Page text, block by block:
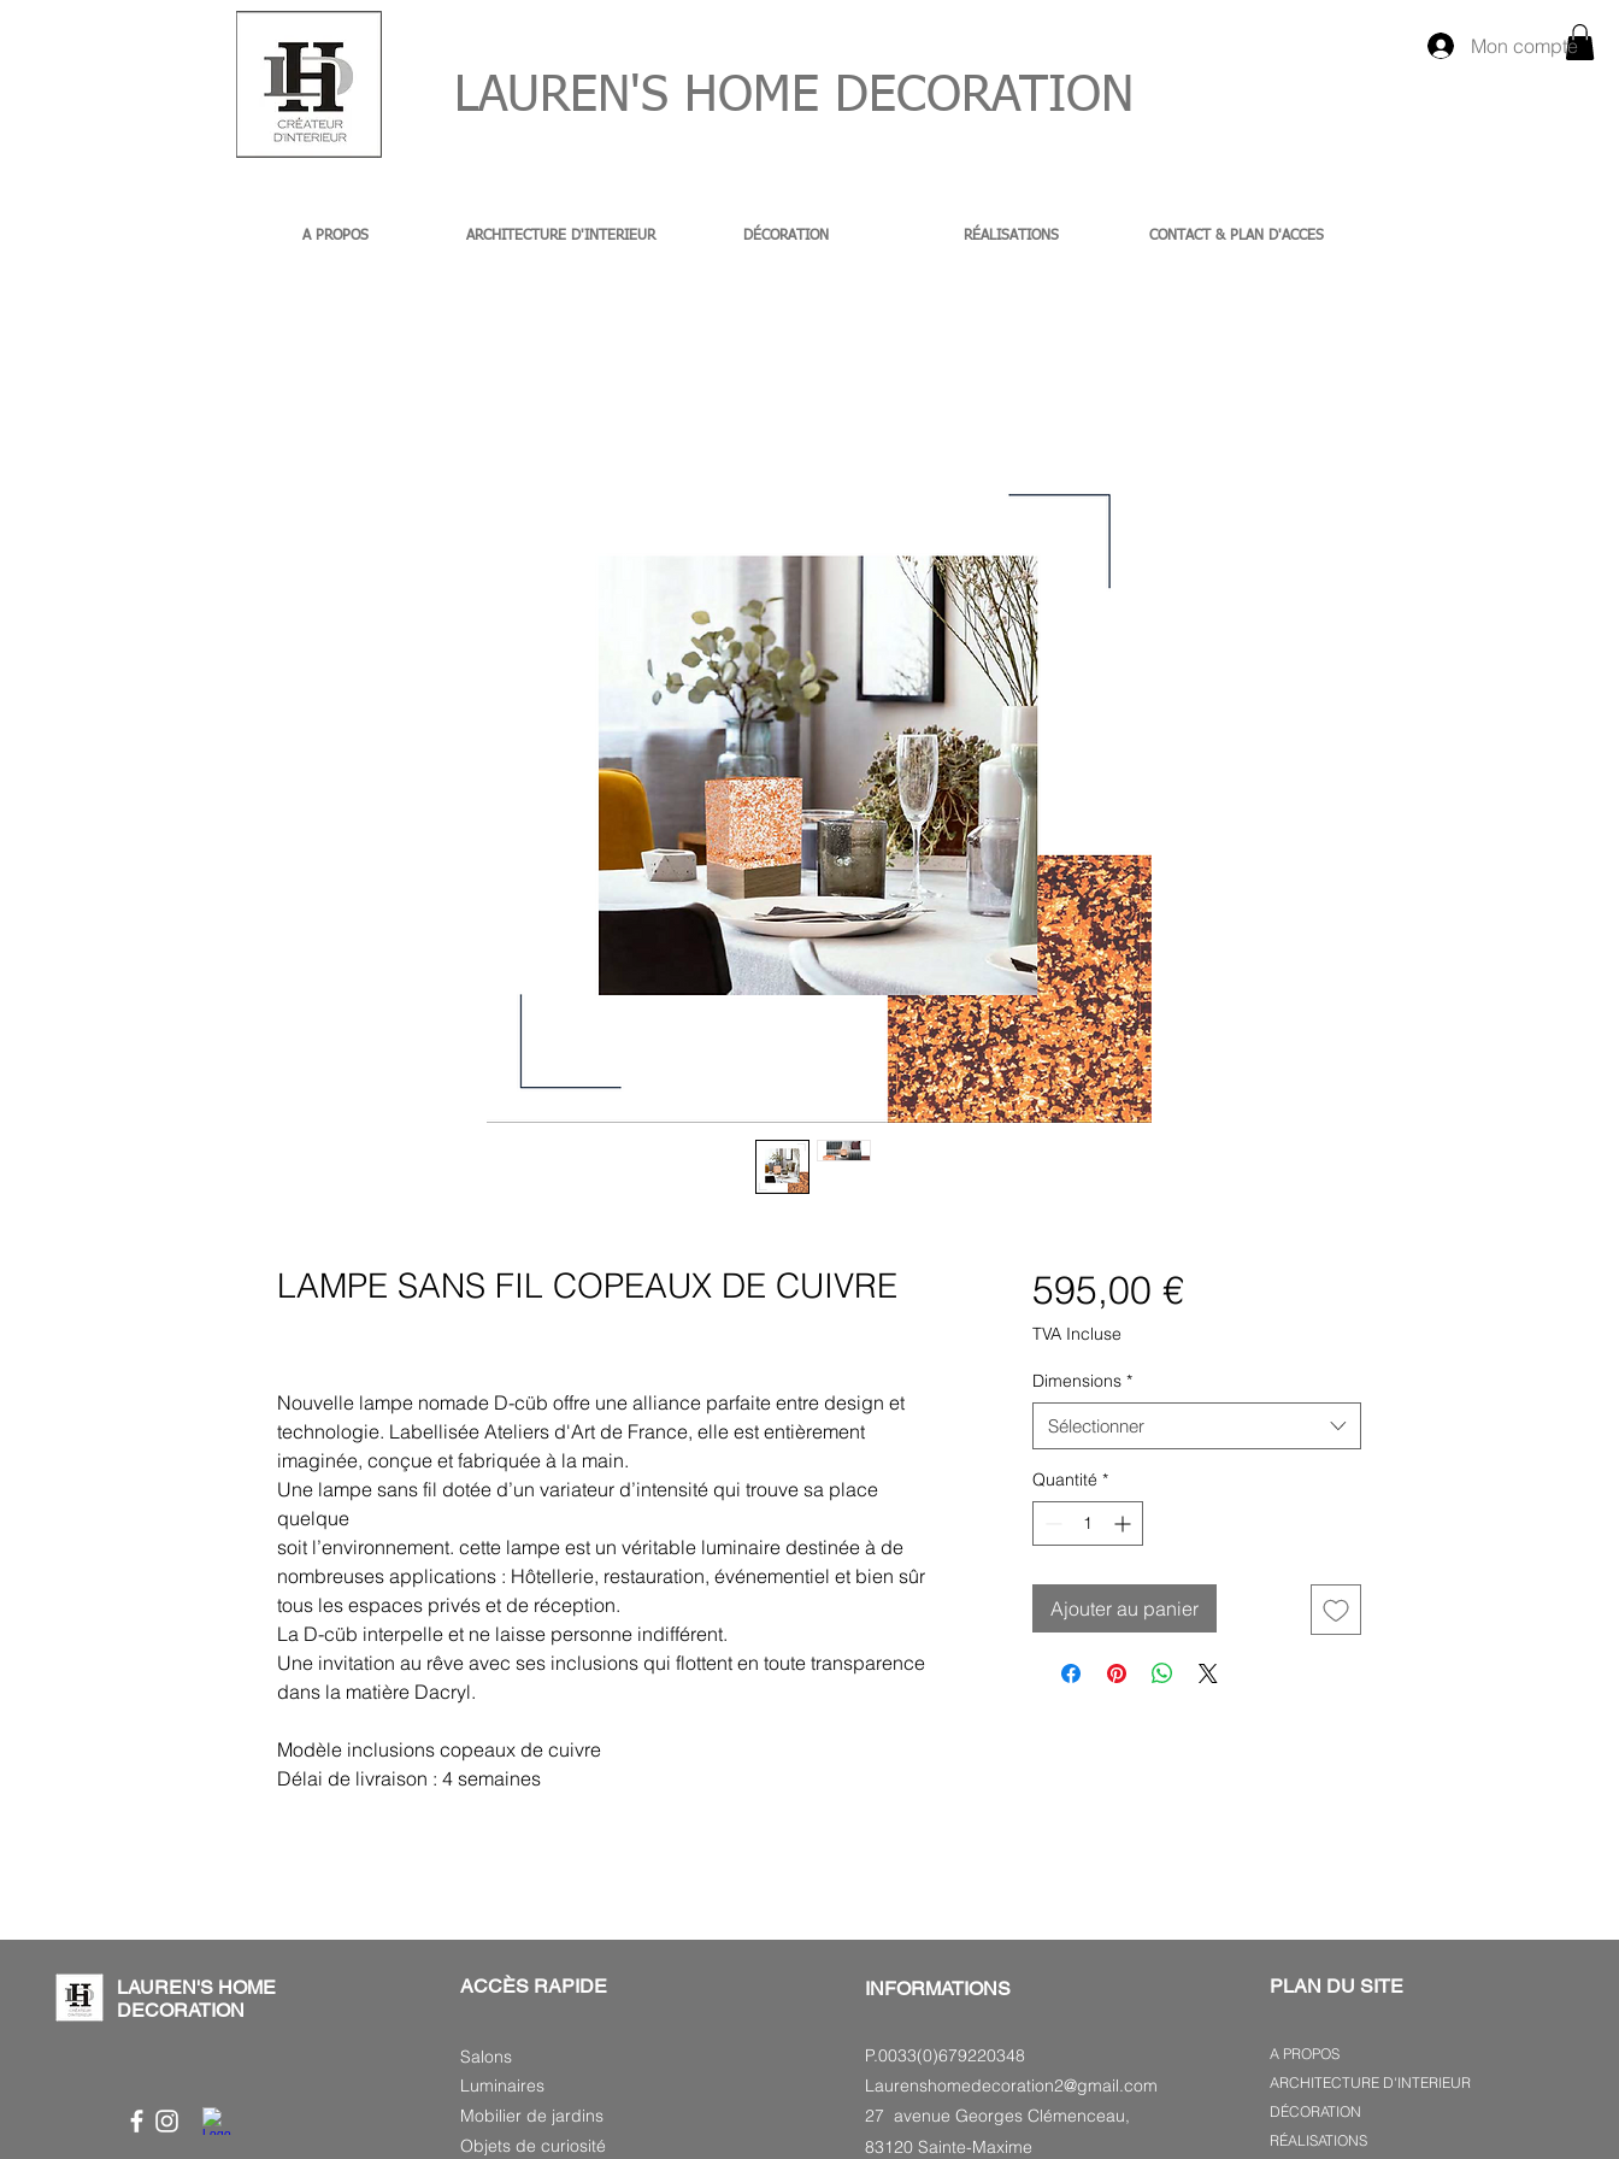
Mon compte
LAUREN'S HOME DECORATION
A PROPOS ARCHITECTURE D'INTERIEUR DÉCORATION RÉALISATIONS CONTACT & PLAN D'ACCES
LAMPE SANS FIL COPEAUX DE CUIVRE
Nouvelle lampe nomade D-cüb offre une alliance parfaite entre design et
technologie. Labellisée Ateliers d'Art de France, elle est entièrement
imaginée, conçue et fabriquée à la main.
Une lampe sans fil dotée d’un variateur d’intensité qui trouve sa place
quelque
soit l’environnement. cette lampe est un véritable luminaire destinée à de
nombreuses applications : Hôtellerie, restauration, événementiel et bien sûr
tous les espaces privés et de réception.
La D-cüb interpelle et ne laisse personne indifférent.
Une invitation au rêve avec ses inclusions qui flottent en toute transparence
dans la matière Dacryl.
Modèle inclusions copeaux de cuivre
Délai de livraison : 4 semaines
595,00 €Prix
TVA Incluse
Dimensions *
Sélectionner
Quantité *
Ajouter au panier
LAUREN'S HOME
DECORATION
ACCÈS RAPIDE
Salons
Luminaires
Mobilier de jardins
Objets de curiosité
INFORMATIONS
P.0033(0)679220348
Laurenshomedecoration2@gmail.com
27 avenue Georges Clémenceau,
83120 Sainte-Maxime
PLAN DU SITE
A PROPOS
ARCHITECTURE D'INTERIEUR
DÉCORATION
RÉALISATIONS